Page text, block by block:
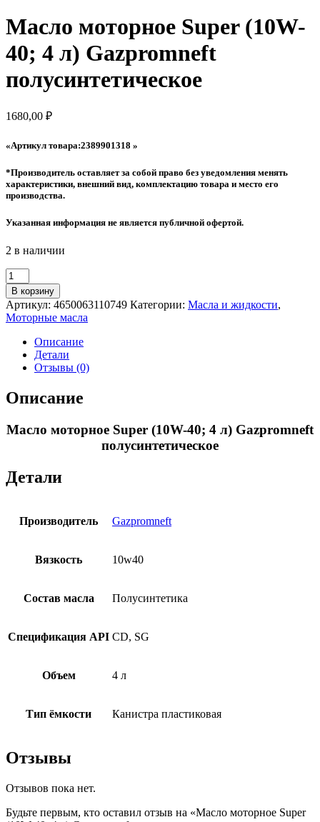
Масло моторное Super (10W-
40; 4 л) Gazpromneft
полусинтетическое
1680,00 ₽
«Артикул товара:2389901318 »
*Производитель оставляет за собой право без уведомления менять
характеристики, внешний вид, комплектацию товара и место его
производства.
Указанная информация не является публичной офертой.
2 в наличии
Количество
товара
Масло
моторное
Super
(10W-
Gazpromneft
полусинтетическое
В корзину
Артикул: 4650063110749 Категории: Масла и жидкости,
Моторные масла
Описание
Детали
Отзывы (0)
Описание
Масло моторное Super (10W-40; 4 л) Gazpromneft
полусинтетическое
Детали
Производитель Gazpromneft
Вязкость 10w40
Состав масла Полусинтетика
Спецификация API CD, SG
Объем 4 л
Тип ёмкости Канистра пластиковая
Отзывы
Отзывов пока нет.
Будьте первым, кто оставил отзыв на «Масло моторное Super